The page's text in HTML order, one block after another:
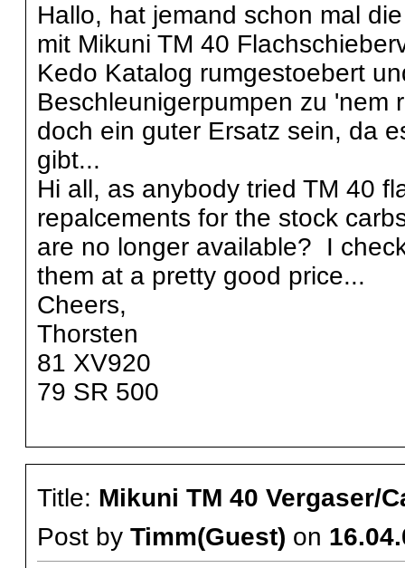
Hallo, hat jemand schon mal
mit Mikuni TM 40
Kedo Katalog rumgestoebert
Beschleunigerpumpen zu
doch ein guter Ersatz sein, da
gibt...
Hi all, as anybody tried TM 40
repalcements for the stock
are no longer available? I
them at a pretty good price...
Cheers,
Thorsten
81 XV920
79 SR 500
Title: Mikuni TM 40 Vergaser/
Post by Timm(Guest) on